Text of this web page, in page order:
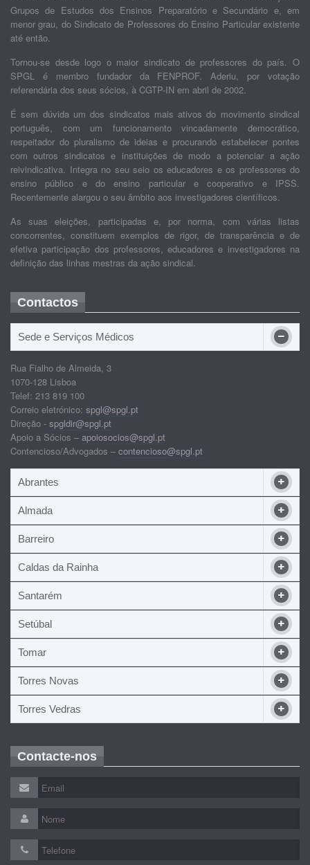
Grupos de Estudos dos Ensinos Preparatório e Secundário e, em
menor grau, do Sindicato de Professores do Ensino Particular existente
até então.
Tornou-se desde logo o maior sindicato de professores do país. O
SPGL é membro fundador da FENPROF. Aderiu, por votação
referendária dos seus sócios, à CGTP-IN em abril de 2002.
É sem dúvida um dos sindicatos mais ativos do movimento sindical
português, com um funcionamento vincadamente democrático,
respeitador do pluralismo de ideias e procurando estabelecer pontes
com outros sindicatos e instituições de modo a potenciar a ação
reivindicativa. Integra no seu seio os educadores e os professores do
ensino público e do ensino particular e cooperativo e IPSS.
Recentemente alargou o seu âmbito aos investigadores científicos.
As suas eleições, participadas e, por norma, com várias listas
concorrentes, constituem exemplos de rigor, de transparência e de
efetiva participação dos professores, educadores e investigadores na
definição das linhas mestras da ação sindical.
Contactos
Sede e Serviços Médicos
Rua Fialho de Almeida, 3
1070-128 Lisboa
Telef: 213 819 100
Correio eletrónico: spgl@spgl.pt
Direção - spgldir@spgl.pt
Apoio a Sócios – apoiosocios@spgl.pt
Contencioso/Advogados – contencioso@spgl.pt
Abrantes
Almada
Barreiro
Caldas da Rainha
Santarém
Setúbal
Tomar
Torres Novas
Torres Vedras
Contacte-nos